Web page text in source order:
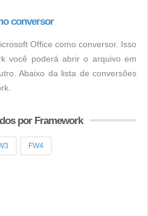
conversor
Office como conversor. Isso
você poderá abrir o arquivo em
Abaixo da lista de conversões
por Framework
FW4